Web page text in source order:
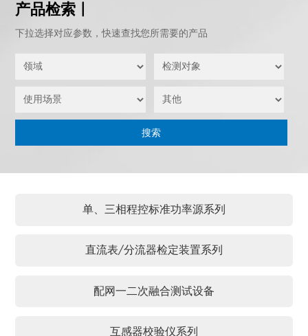
产品检索 |
下拉选择对应参数，快速查找您所需要的产品
单、三相程控标准功率源系列
直流表/分流器检定装置系列
配网一二次融合测试设备
互感器校验仪系列